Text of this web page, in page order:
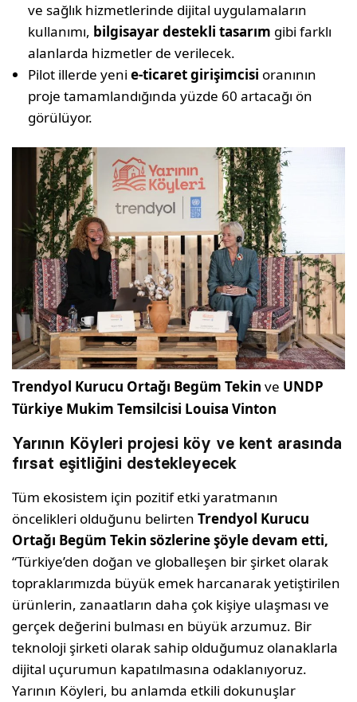
ve sağlık hizmetlerinde dijital uygulamaların
kullanımı, bilgisayar destekli tasarım gibi farklı
alanlarda hizmetler de verilecek.
Pilot illerde yeni e-ticaret girişimcisi oranının
proje tamamlandığında yüzde 60 artacağı ön
görülüyor.
Trendyol Kurucu Ortağı Begüm Tekin ve UNDP
Türkiye Mukim Temsilcisi Louisa Vinton
Yarının Köyleri projesi köy ve kent arasında
fırsat eşitliğini destekleyecek
Tüm ekosistem için pozitif etki yaratmanın
öncelikleri olduğunu belirtenTrendyol Kurucu
Ortağı Begüm Tekin sözlerine şöyle devam etti,
“Türkiye’den doğan ve globalleşen bir şirket olarak
topraklarımızda büyük emek harcanarak yetiştirilen
ürünlerin, zanaatların daha çok kişiye ulaşması ve
gerçek değerini bulması en büyük arzumuz. Bir
teknoloji şirketi olarak sahip olduğumuz olanaklarla
dijital uçurumun kapatılmasına odaklanıyoruz.
Yarının Köyleri, bu anlamda etkili dokunuşlar